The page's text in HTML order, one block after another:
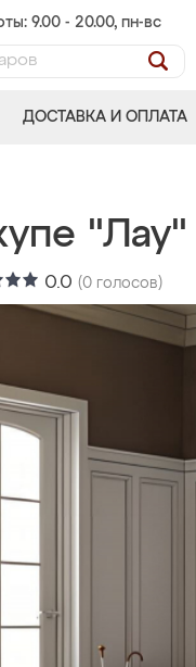
9.00 - 20.00, пн-вс
ДОСТАВКА И ОПЛАТА
"Лау"
0.0 (0 голосов)